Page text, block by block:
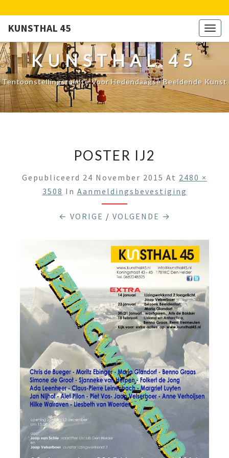
KUNSTHAL 45
KUNSTHAL 45
Tentoonstellingsruimte Voor Hedendaagse Beeldende Kunst
POSTER IJ2
Gepubliceerd 24 November 2015 At 2480 ×
3508 In Aanmeldingsbevestiging
← VORIGE / VOLGENDE →